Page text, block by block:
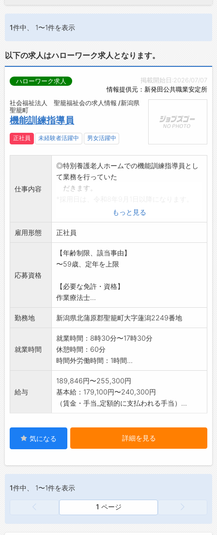
1件中、 1〜1件を表示
以下の求人はハローワーク求人となります。
掲載開始日:2026/07/07
情報提供元：新発田公共職業安定所
ハローワーク求人
社会福祉法人 聖籠福祉会の求人情報 /新潟県
聖籠町
機能訓練指導員
正社員 未経験者活躍中 男女活躍中
仕事内容
◎特別養護老人ホームでの機能訓練指導員とし
て業務を行っていた
だきます。
*ホームページもどうぞご覧下さい。
【応募前職場見学ができます。職場見学をご希
望の方はハローワー
クに申し出ください。】
もっと見る
雇用形態 正社員
応募資格
【年齢制限、該当事由】
〜59歳、定年を上限
【必要な免許・資格】
作業療法士...
勤務地 新潟県北蒲原郡聖籠町大字蓮潟2249番地
就業時間
就業時間：8時30分〜17時30分
休憩時間：60分
時間外労働時間：1時間...
給与
189,846円〜255,300円
基本給：179,100円〜240,300円
（賃金・手当_定額的に支払われる手当）...
気になる 詳細を見る
1件中、 1〜1件を表示
1 ページ